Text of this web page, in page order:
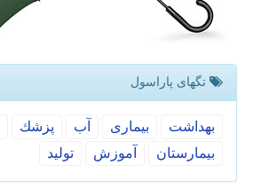
تگهای پاراسول
بهداشت بیماری آب پزشك
بیمارستان
آموزش تولید